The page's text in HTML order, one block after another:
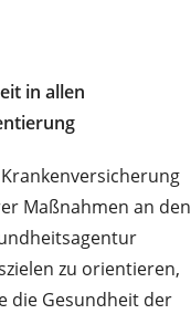
in allen
Maßnahmen an den
zu orientieren,
die Gesundheit der